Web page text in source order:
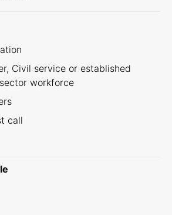
Civil service or established
workforce
call